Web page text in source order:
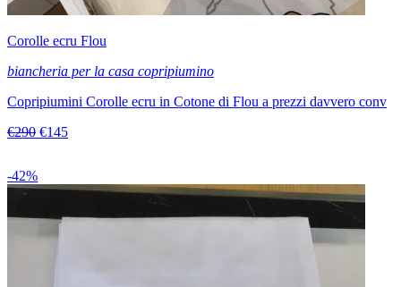
Corolle ecru Flou
biancheria per la casa copripiumino
Copripiumini Corolle ecru in Cotone di Flou a prezzi davvero conv
€290 €145
-42%